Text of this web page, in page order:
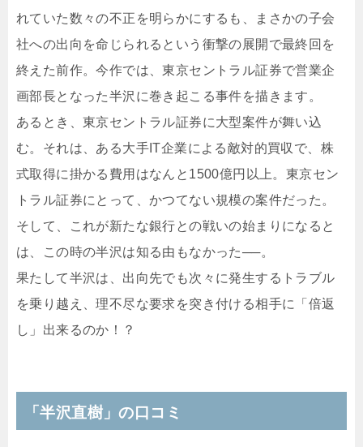
れていた数々の不正を明らかにするも、まさかの子会
社への出向を命じられるという衝撃の展開で最終回を
終えた前作。今作では、東京セントラル証券で営業企
画部長となった半沢に巻き起こる事件を描きます。
あるとき、東京セントラル証券に大型案件が舞い込
む。それは、ある大手IT企業による敵対的買収で、株
式取得に掛かる費用はなんと1500億円以上。東京セン
トラル証券にとって、かつてない規模の案件だった。
そして、これが新たな銀行との戦いの始まりになると
は、この時の半沢は知る由もなかった──。
果たして半沢は、出向先でも次々に発生するトラブル
を乗り越え、理不尽な要求を突き付ける相手に「倍返
し」出来るのか！？
「半沢直樹」の口コミ